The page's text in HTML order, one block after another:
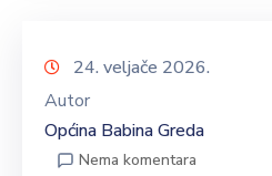
24. veljače 2026.
Autor
Općina Babina Greda
Nema komentara